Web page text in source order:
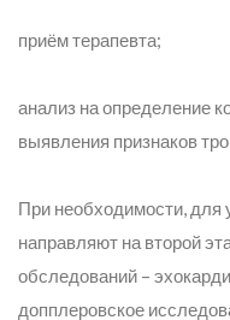
приём терапевта;
анализ на определение
выявления признаков
При необходимости, для
направляют на второй
обследований –
допплеровское